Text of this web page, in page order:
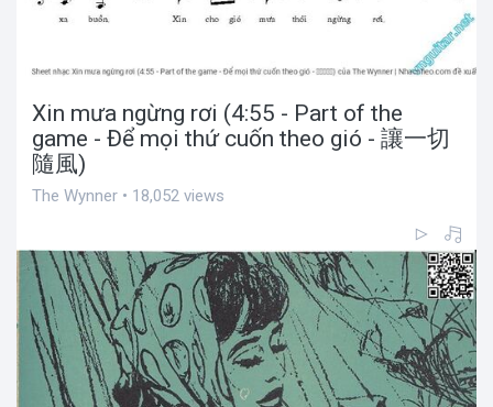
Xin mưa ngừng rơi (4:55 - Part of the
game - Để mọi thứ cuốn theo gió - 讓一切
隨風)
The Wynner • 18,052 views